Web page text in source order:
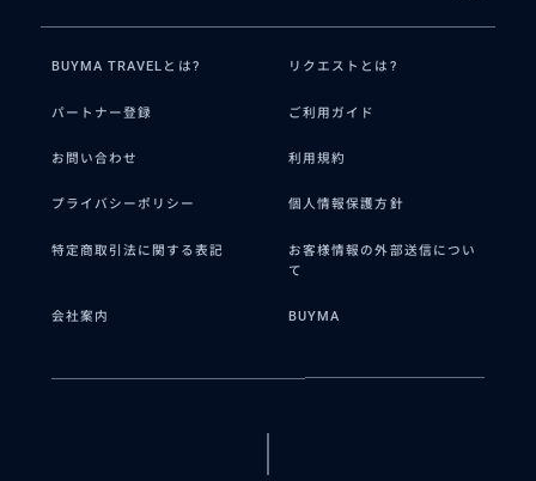
BUYMA TRAVELとは? リクエストとは?
パートナー登録 ご利用ガイド
お問い合わせ 利用規約
プライバシーポリシー 個人情報保護方針
特定商取引法に関する表記
お客様情報の外部送信につい
て
会社案内 BUYMA